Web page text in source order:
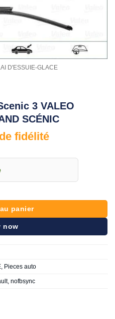
D'ESSUIE-GLACE
3 VALEO
SCÉNIC
fidélité
panier
now
, Pieces auto
, nofbsync